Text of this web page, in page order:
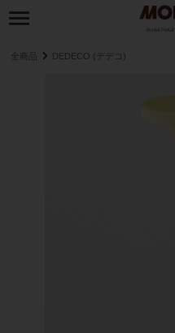
全商品 DEDECO (デデコ)